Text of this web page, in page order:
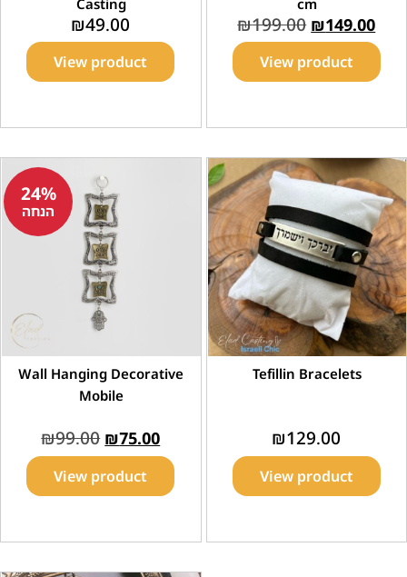
₪49.00
View product
₪199.00 ₪149.00
View product
24%
הנחה
Wall Hanging Decorative
Mobile
₪99.00 ₪75.00
View product
Tefillin Bracelets
₪129.00
View product